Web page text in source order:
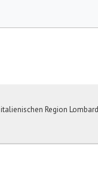
Region